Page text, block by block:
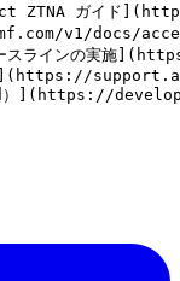
ZTNA ガイ
v1/docs/
スベースライン